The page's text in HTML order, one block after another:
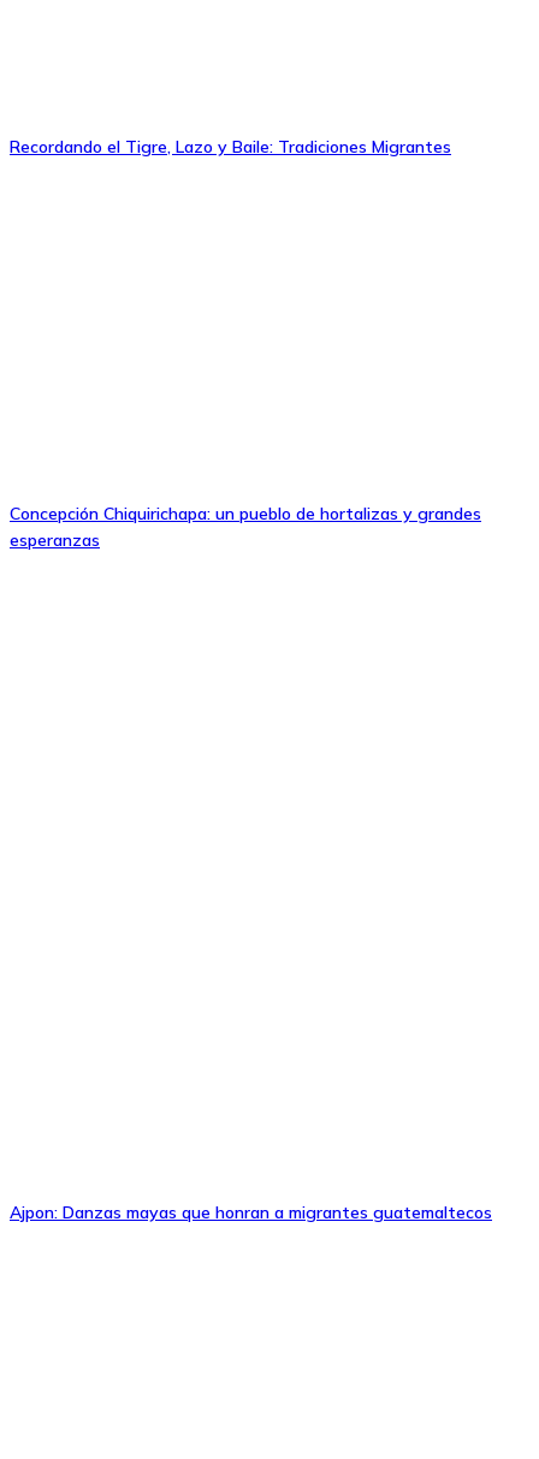
Recordando el Tigre, Lazo y Baile: Tradiciones Migrantes
Concepción Chiquirichapa: un pueblo de hortalizas y grandes
esperanzas
Ajpon: Danzas mayas que honran a migrantes guatemaltecos